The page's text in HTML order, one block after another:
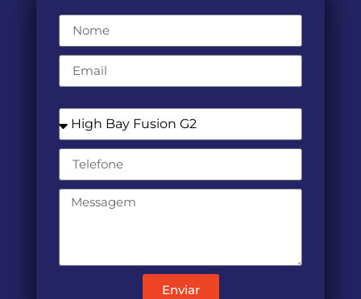
Enviar